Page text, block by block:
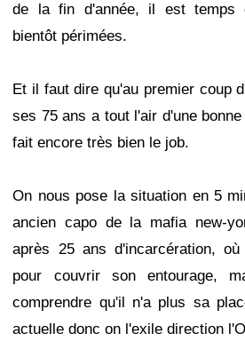
de la fin d'année, il est temps
bientôt périmées.
Et il faut dire qu'au premier coup
ses 75 ans a tout l'air d'une
fait encore très bien le job.
On nous pose la situation en 5
ancien capo de la mafia new-
après 25 ans d'incarcération,
pour couvrir son entourage,
comprendre qu'il n'a plus sa
actuelle donc on l'exile direction